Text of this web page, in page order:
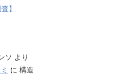
】
ソ より
に 構造